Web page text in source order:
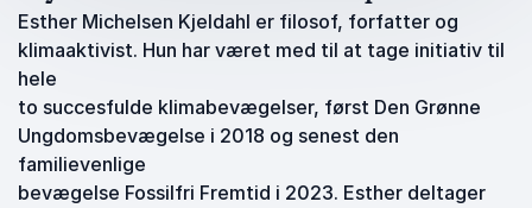
Esther Michelsen Kjeldahl er filosof, forfatter og
klimaaktivist. Hun har været med til at tage initiativ til
hele
to succesfulde klimabevægelser, først Den Grønne
Ungdomsbevægelse i 2018 og senest den
familievenlige
bevægelse Fossilfri Fremtid i 2023. Esther deltager